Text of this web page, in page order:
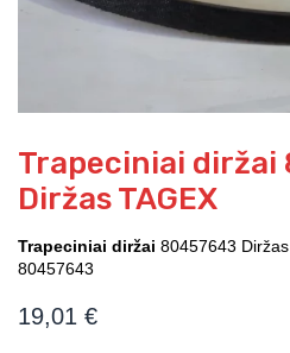
Trapeciniai diržai
Diržas TAGEX
Trapeciniai diržai 80457643
80457643
19,01 €